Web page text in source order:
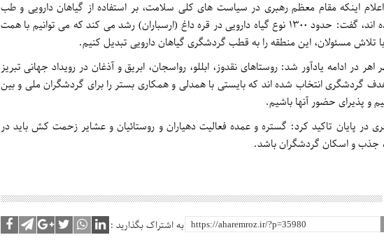
اینکه مقام معظم رهبری در سیاست های کلی سلامت، بر استفاده از گیاهان دارویی و طب
سنتی تاکید کرده اند، گفت: حدود ۱۳۰۰ نوع گیاه دارویی در قره داغ (ارسباران) رشد می کند که می توانیم با همت
تلاش مسئولان، این منطقه را به قطب گردشگری گیاهان دارویی تبدیل کنیم.
در ادامه یادآور شد: روستاهای نقدوز، ابللو، رواسجان، ابریق و آذغان در رویداد جهانی تبریز
هدف گردشگری انتخاب شده اند که بایستی با همدلی و همکاری بستر را برای گردشگران ملی و بین
و پذیرای حضور آنها باشیم.
در پایان تاکید کرد: گستره و عمده فعالیت دهیاران و روستائیان و عشایر زحمت کش باید در
جذب و اسکان گردشگران باشد.
به اشتراک بگذارید :